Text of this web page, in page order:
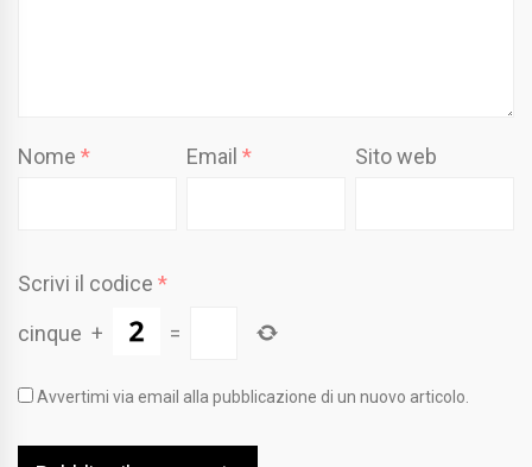
Nome * Email* Sito web
Scrivi il codice *
cinque + =
Avvertimi via email alla pubblicazione di un nuovo articolo.